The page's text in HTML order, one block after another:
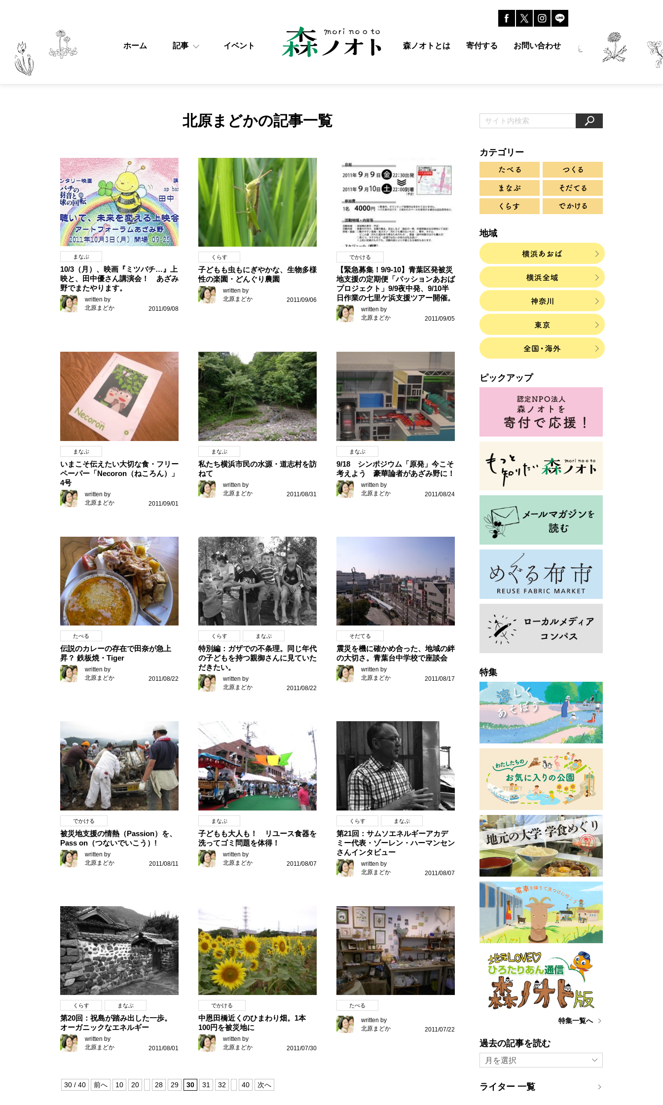
ホーム 記事 イベント 森ノオトとは 寄付する お問い合わせ
北原まどかの記事一覧
まなぶ
10/3（月）、映画『ミツバチ…』上
映と、田中優さん講演会！ あざみ
野でまたやります。
written by
北原まどか
2011/09/08
くらす
子どもも虫もにぎやかな、生物多様
性の楽園・どんぐり農園
written by
北原まどか
2011/09/06
でかける
【緊急募集！9/9-10】青葉区発被災
地支援の定期便「パッションあおば
プロジェクト」9/9夜中発、9/10半
日作業の七里ケ浜支援ツアー開催。
written by
北原まどか
2011/09/05
まなぶ
いまこそ伝えたい大切な食・フリー
ペーパー「Necoron（ねころん）」
4号
written by
北原まどか
2011/09/01
まなぶ
私たち横浜市民の水源・道志村を訪
ねて
written by
北原まどか
2011/08/31
まなぶ
9/18 シンポジウム「原発」今こそ
考えよう 豪華論者があざみ野に！
written by
北原まどか
2011/08/24
たべる
伝説のカレーの存在で田奈が急上
昇？ 鉄板焼・Tiger
written by
北原まどか
2011/08/22
くらす まなぶ
特別編：ガザでの不条理。同じ年代
の子どもを持つ親御さんに見ていた
だきたい。
written by
北原まどか
2011/08/22
そだてる
震災を機に確かめ合った、地域の絆
の大切さ。青葉台中学校で座談会
written by
北原まどか
2011/08/17
でかける
被災地支援の情熱（Passion）を、
Pass on（つないでいこう）!
written by
北原まどか
2011/08/11
まなぶ
子どもも大人も！ リユース食器を
洗ってゴミ問題を体得！
written by
北原まどか
2011/08/07
くらす まなぶ
第21回：サムソエネルギーアカデ
ミー代表・ゾーレン・ハーマンセン
さんインタビュー
written by
北原まどか
2011/08/07
くらす まなぶ
第20回：祝島が踏み出した一歩。
オーガニックなエネルギー
written by
北原まどか
2011/08/01
でかける
中恩田橋近くのひまわり畑。1本
100円を被災地に
written by
北原まどか
2011/07/30
たべる
written by
北原まどか
2011/07/22
30 / 40 前へ 10 20 28 29 30 31 32 40 次へ
カテゴリー
地域
ピックアップ
特集
特集一覧へ
過去の記事を読む
月を選択
ライター 一覧